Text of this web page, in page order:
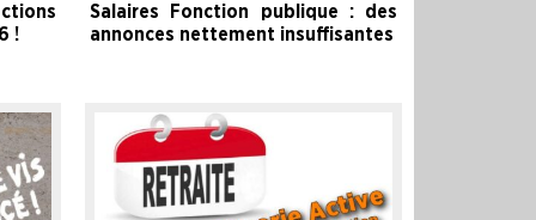
!
Salaires Fonction publique : des
annonces nettement insuffisantes